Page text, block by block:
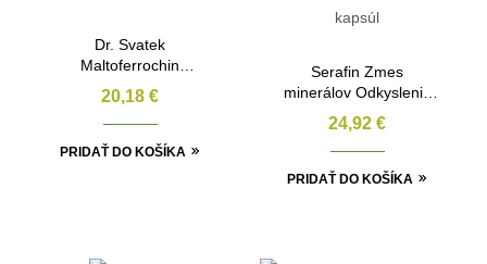
Dr. Svatek
Maltoferrochin
Mediciálne víno na
železo 1l
20,18 €
PRIDAŤ DO KOŠÍKA
Serafin Zmes
minerálov Odkyslenie
organizmu 60 kapsúl
24,92 €
PRIDAŤ DO KOŠÍKA